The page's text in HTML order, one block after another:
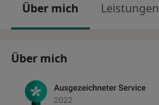
Über mich Leistungen
Über mich